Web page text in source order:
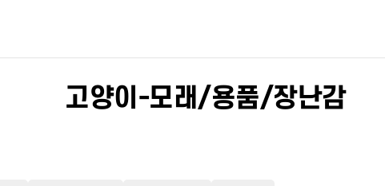
고양이-모래/용품/장난감